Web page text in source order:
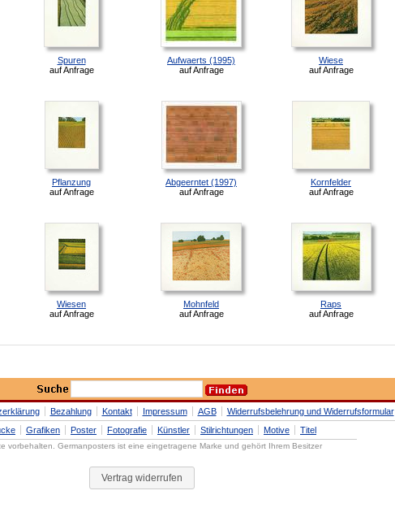
Spuren
auf Anfrage
Aufwaerts (1995)
auf Anfrage
Wiese
auf Anfrage
Pflanzung
auf Anfrage
Abgeerntet (1997)
auf Anfrage
Kornfelder
auf Anfrage
Wiesen
auf Anfrage
Mohnfeld
auf Anfrage
Raps
auf Anfrage
Bezahlung Kontakt Impressum AGB
Widerrufsbelehrung und Widerrufsformular
Grafiken Poster Fotografie Künstler Stilrichtungen Motive Titel
vorbehalten. Germanposters ist eine eingetragene Marke und gehört Ihrem Besitzer
Vertrag widerrufen